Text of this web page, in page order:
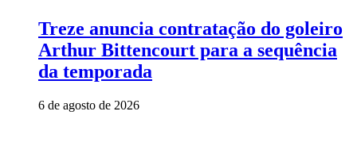
Treze anuncia contratação do goleiro
Arthur Bittencourt para a sequência
da temporada
6 de agosto de 2026